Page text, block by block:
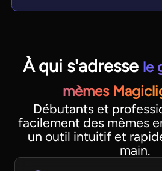
À qui s'adresse le
mèmes
Débutants et
facilement des mèmes
un outil intuitif et
main.